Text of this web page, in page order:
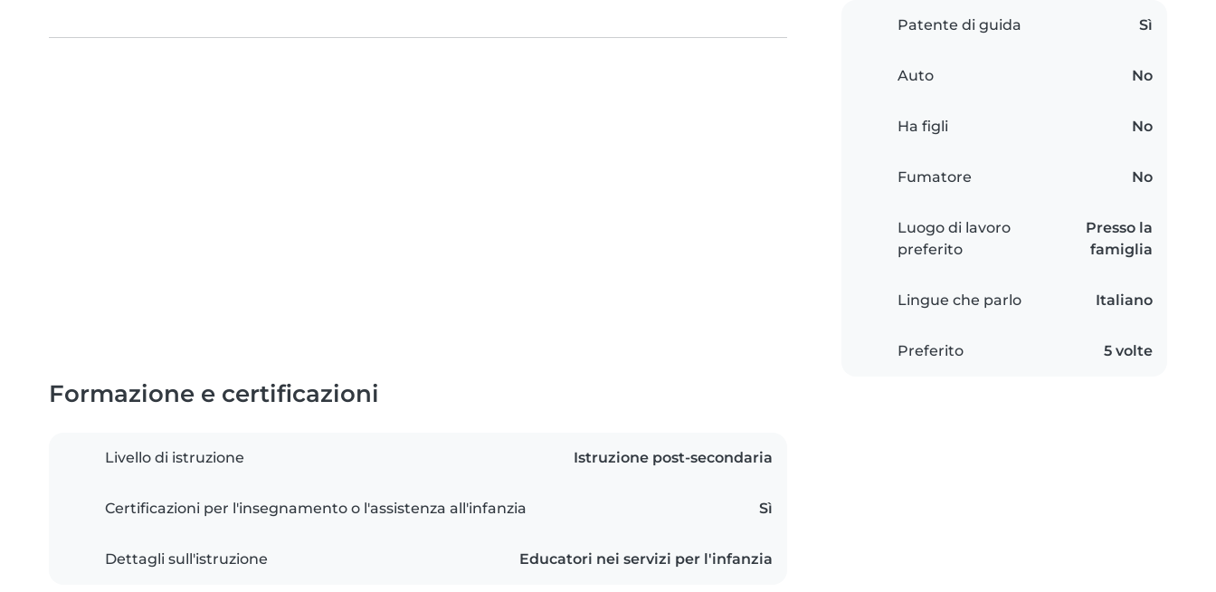
Patente di guida Sì
Auto No
Ha figli No
Fumatore No
Luogo di lavoro
preferito
Presso la
famiglia
Lingue che parlo Italiano
Preferito 5 volte
Formazione e certificazioni
Livello di istruzione Istruzione post-secondaria
Certificazioni per l'insegnamento o l'assistenza all'infanzia Sì
Dettagli sull'istruzione Educatori nei servizi per l'infanzia